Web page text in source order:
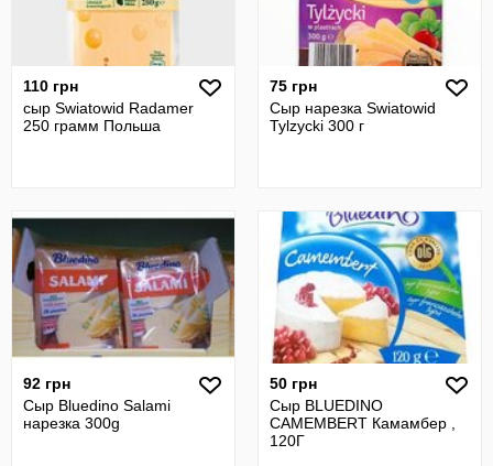
110 грн
сыр Swiatowid Radamer
250 грамм Польша
75 грн
Сыр нарезка Swiatowid
Tylzycki 300 г
92 грн
Сыр Bluedino Salami
нарезка 300g
50 грн
Сыр BLUEDINO
CAMEMBERT Камамбер ,
120Г